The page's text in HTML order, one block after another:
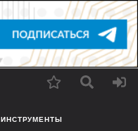
ИНСТРУМЕНТЫ